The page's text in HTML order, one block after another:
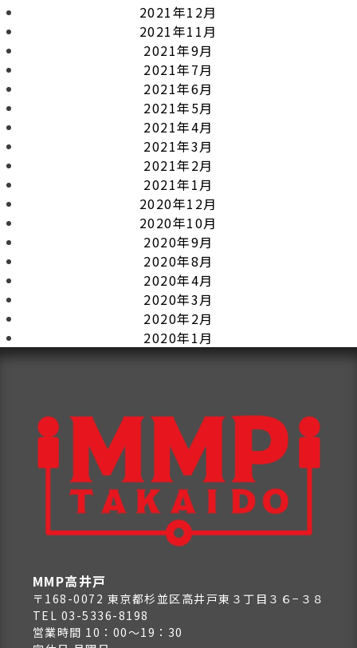
2021年12月
2021年11月
2021年9月
2021年7月
2021年6月
2021年5月
2021年4月
2021年3月
2021年2月
2021年1月
2020年12月
2020年10月
2020年9月
2020年8月
2020年4月
2020年3月
2020年2月
2020年1月
MMP高井戸
〒168-0072 東京都杉並区高井戸東３丁目３６−３８
TEL 03-5336-8198
営業時間 10：00～19：30